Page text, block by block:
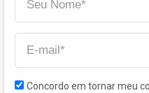
Concordo em tornar meu